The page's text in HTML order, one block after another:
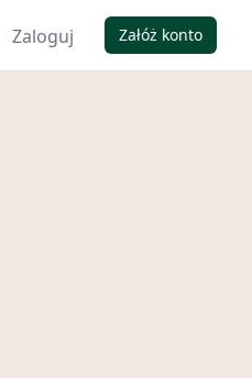
Zaloguj Załóż konto